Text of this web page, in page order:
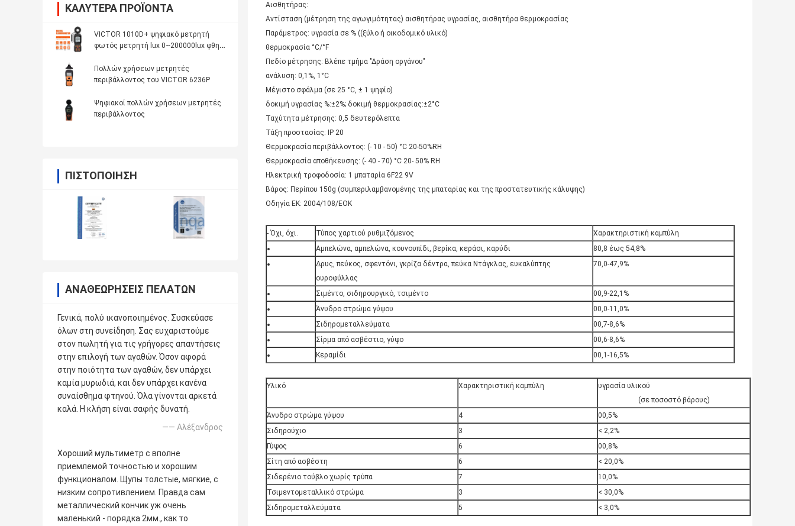
ΚΑΛΎΤΕΡΑ ΠΡΟΪΌΝΤΑ
VICTOR 1010D+ ψηφιακό μετρητή
φωτός μετρητή lux 0~200000lux φθηνό
Πολλών χρήσεων μετρητές
περιβάλλοντος του VICTOR 6236P
Ψηφιακοί πολλών χρήσεων μετρητές
περιβάλλοντος
ΠΙΣΤΟΠΟΊΗΣΗ
ΑΝΑΘΕΩΡΉΣΕΙΣ ΠΕΛΑΤΏΝ
Γενικά, πολύ ικανοποιημένος. Συσκεύασε
όλων στη συνείδηση. Σας ευχαριστούμε
στον πωλητή για τις γρήγορες απαντήσεις
στην επιλογή των αγαθών. Όσον αφορά
στην ποιότητα των αγαθών, δεν υπάρχει
καμία μυρωδιά, και δεν υπάρχει κανένα
συναίσθημα φτηνού. Όλα γίνονται αρκετά
καλά. Η κλήση είναι σαφής δυνατή.
—— Αλέξανδρος
Хороший мультиметр с вполне
приемлемой точностью и хорошим
функционалом. Щупы толстые, мягкие, с
низким сопротивлением. Правда сам
металлический кончик уж очень
маленький - порядка 2мм., как то
Αισθητήρας:
Αντίσταση (μέτρηση της αγωγιμότητας) αισθητήρας υγρασίας, αισθητήρα θερμοκρασίας
Παράμετρος: υγρασία σε % ((ξύλο ή οικοδομικό υλικό)
θερμοκρασία °C/°F
Πεδίο μέτρησης: Βλέπε τμήμα "Δράση οργάνου"
ανάλυση: 0,1%, 1°C
Μέγιστο σφάλμα (σε 25 °C, ± 1 ψηφίο)
δοκιμή υγρασίας %:±2%; δοκιμή θερμοκρασίας:±2°C
Ταχύτητα μέτρησης: 0,5 δευτερόλεπτα
Τάξη προστασίας: IP 20
Θερμοκρασία περιβάλλοντος: (- 10 - 50) °C 20-50%RH
Θερμοκρασία αποθήκευσης: (- 40 - 70) °C 20- 50% RH
Ηλεκτρική τροφοδοσία: 1 μπαταρία 6F22 9V
Βάρος: Περίπου 150g (συμπεριλαμβανομένης της μπαταρίας και της προστατευτικής κάλυψης)
Οδηγία ΕΚ: 2004/108/ΕΟΚ
- Όχι, όχι. Τύπος χαρτιού ρυθμιζόμενος
Χαρακτηριστική καμπύλη
Αμπελώνα, αμπελώνα, κουνουπίδι, βερίκα, κεράσι, καρύδι
80,8 έως 54,8%
Δρυς, πεύκος, σφεντόνι, γκρίζα δέντρα, πεύκα Ντάγκλας, ευκαλύπτης
ουροφύλλας
70,0-47,9%
Σιμέντο, σιδηρουργικό, τσιμέντο
00,9-22,1%
Άνυδρο στρώμα γύψου
00,0-11,0%
Σιδηρομεταλλεύματα
00,7-8,6%
Σίρμα από ασβέστιο, γύψο
00,6-8,6%
Κεραμίδι
00,1-16,5%
Υλικό Χαρακτηριστική καμπύλη
υγρασία υλικού
(σε ποσοστό βάρους)
Άνυδρο στρώμα γύψου
4
00,5%
Σιδηρούχιο
3
< 2,2%
Γύψος
6
00,8%
Σίτη από ασβέστη
6
< 20,0%
Σιδερένιο τούβλο χωρίς τρύπα
7
10,0%
Τσιμεντομεταλλικό στρώμα
3
< 30,0%
Σιδηρομεταλλεύματα
5 < 3,0%